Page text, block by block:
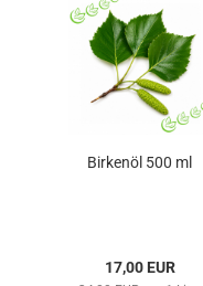
Birkenöl 500 ml
17,00 EUR